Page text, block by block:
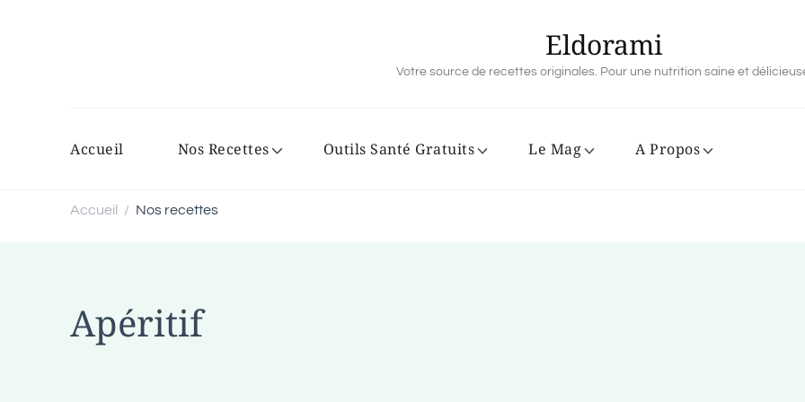
Eldorami
Votre source de recettes originales. Pour une nutrition saine et
Accueil Nos Recettes Outils Santé Gratuits Le Mag A Propos
Accueil / Nos recettes
Apéritif